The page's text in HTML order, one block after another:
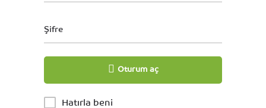
Şifre
Oturum aç
Hatırla beni